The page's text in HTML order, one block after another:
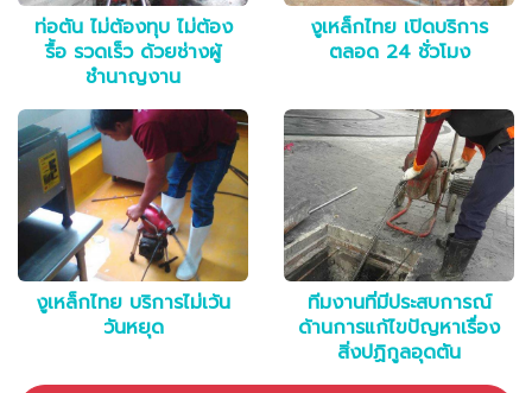
ท่อตัน ไม่ต้องทุบ ไม่ต้อง
รื้อ รวดเร็ว ด้วยช่างผู้
ชำนาญงาน
งูเหล็กไทย เปิดบริการ
ตลอด 24 ชั่วโมง
งูเหล็กไทย บริการไม่เว้น
วันหยุด
ทีมงานที่มีประสบการณ์
ด้านการแก้ไขปัญหาเรื่อง
สิ่งปฏิกูลอุดตัน